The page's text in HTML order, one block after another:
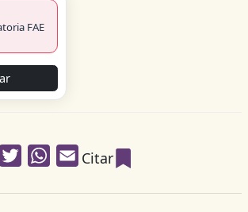
FAE
FacebookTwitterWhatsApp
Email
Citar